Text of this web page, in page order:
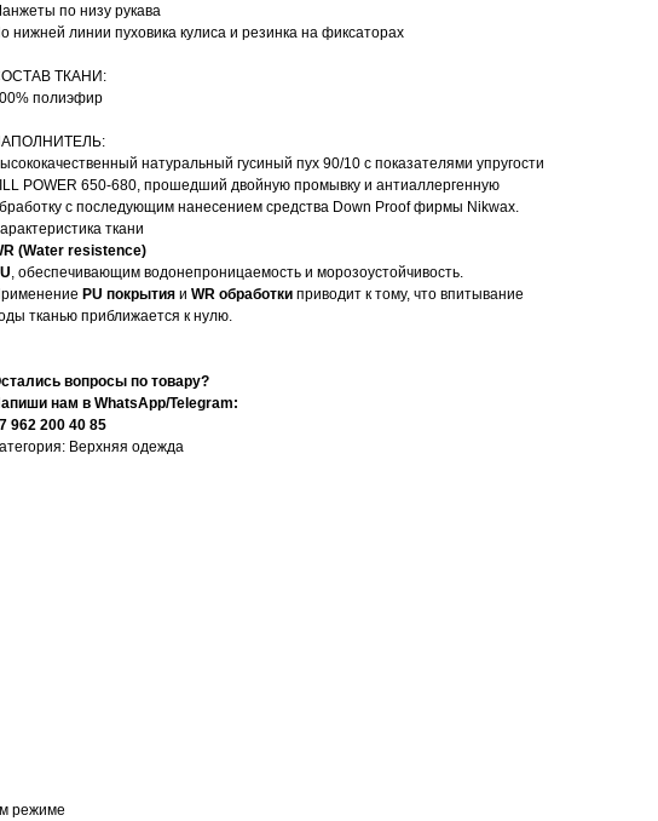
по низу рукава
нижней линии пуховика кулиса и резинка на фиксаторах
ТКАНИ:
полиэфир
натуральный гусиный пух 90/10 с показателями упругости
POWER 650-680, прошедший двойную промывку и антиаллергенную
с последующим нанесением средства Down Proof фирмы Nikwax.
ткани
(Water resistence)
, обеспечивающим водонепроницаемость и морозоустойчивость.
PU покрытия и WR обработки приводит к тому, что впитывание
тканью приближается к нулю.
вопросы по товару?
нам в WhatsApp/Telegram:
962 200 40 85
Верхняя одежда
режиме